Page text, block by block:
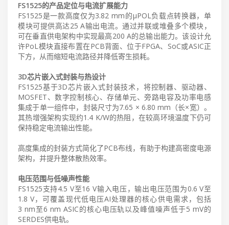
FS1525的产品定位与电流扩展能力
FS1525是一款高度仅为3.82 mm的µPOL负载点转换器，单
模块可提供高达25 A输出电流。通过并联或堆叠多个模块，
可在垂直供电架构中实现最高200 A的总输出能力。该设计允
许PoL模块直接布置在PCB背面、位于FPGA、SoC或ASIC正
下方，从而缩短电流路径并降低寄生损耗。
3D芯片嵌入式封装与热设计
FS1525基于3D芯片嵌入式封装技术，将控制器、驱动器、
MOSFET、数字控制核心、存储单元、旁路电容及功率电感
集成于单一组件中，封装尺寸为7.65 × 6.80 mm（长×宽）。
其热增强架构实现约1.4 K/W的热阻，在较高环境温度下仍可
保持稳定电流输出性能。
高度集成的封装方式简化了PCB布线，有助于构建高密度电源
架构，并提升整体散热效率。
电压范围与低噪声性能
FS1525支持4.5 V至16 V输入电压，输出电压范围为0.6 V至
1.8 V，可覆盖现代低电压AI处理器的核心供电需求，包括
3 nm至6 nm ASIC的核心电压轨以及峰值噪声低于5 mV的
SERDES供电轨。